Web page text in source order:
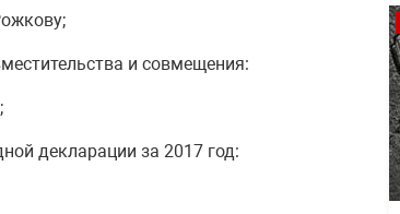
и совмещения:
декларации за 2017 год: